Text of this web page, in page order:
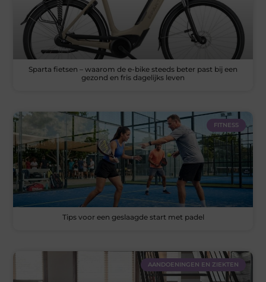
Sparta fietsen – waarom de e-bike steeds beter past bij een
gezond en fris dagelijks leven
FITNESS
Tips voor een geslaagde start met padel
AANDOENINGEN EN ZIEKTEN